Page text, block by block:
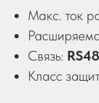
Макс. ток
Связь:
Класс